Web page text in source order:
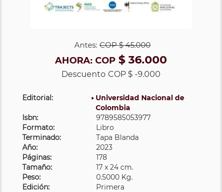
Antes: COP$ 45.000
AHORA: COP $ 36.000
Descuento COP $ -9.000
Editorial:
Universidad Nacional de
Colombia
Isbn:
9789585053977
Formato:
Libro
Terminado:
Tapa Blanda
Año:
2023
Páginas:
178
Tamaño:
17 x 24 cm.
Peso:
0.5000 Kg.
Edición:
Primera